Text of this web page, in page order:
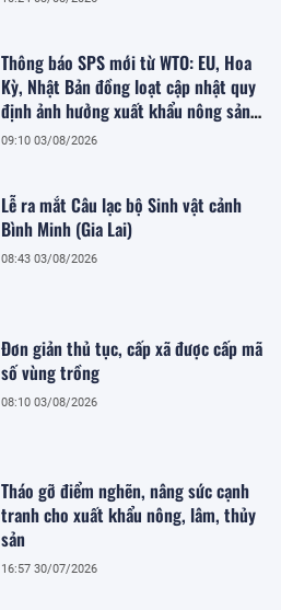
Thông báo SPS mới từ WTO: EU, Hoa
Kỳ, Nhật Bản đồng loạt cập nhật quy
định ảnh hưởng xuất khẩu nông sản
Việt
09:10 03/08/2026
Lễ ra mắt Câu lạc bộ Sinh vật cảnh
Bình Minh (Gia Lai)
08:43 03/08/2026
Đơn giản thủ tục, cấp xã được cấp mã
số vùng trồng
08:10 03/08/2026
Tháo gỡ điểm nghẽn, nâng sức cạnh
tranh cho xuất khẩu nông, lâm, thủy
sản
16:57 30/07/2026